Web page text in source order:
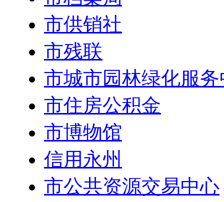
市供销社
市残联
市城市园林绿化服
市住房公积金
市博物馆
信用永州
市公共资源交易中心